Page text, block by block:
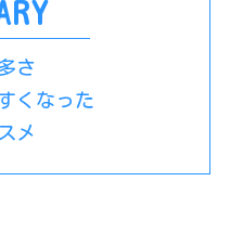
さ
くなった
メ